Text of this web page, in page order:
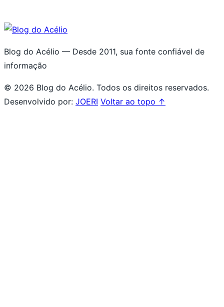
Blog do Acélio — Desde 2011, sua fonte confiável de
informação
© 2026 Blog do Acélio. Todos os direitos reservados.
Desenvolvido por: JOERI Voltar ao topo ↑